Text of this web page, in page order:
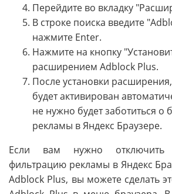
Перейдите во вкладку
В строке поиска введите
нажмите Enter.
Нажмите на кнопку
расширением Adblock Plus.
После установки
будет активирован
не нужно будет заботиться о
рекламы в Яндекс Браузере.
Если вам нужно отключить
фильтрацию рекламы в Яндекс
Adblock Plus, вы можете сделать